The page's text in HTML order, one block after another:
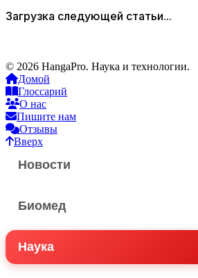
Загрузка следующей статьи...
© 2026 HangaPro. Наука и технологии.
Домой
Глоссарий
О нас
Пишите нам
Отзывы
Вверх
Новости
Биомед
Наука